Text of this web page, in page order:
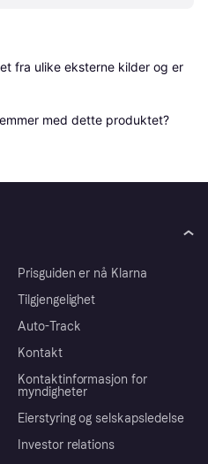
fra ulike eksterne kilder og er
med dette produktet?
Prisguiden er nå Klarna
Tilgjengelighet
Auto-Track
Kontakt
Kontaktinformasjon for
myndigheter
Eierstyring og selskapsledelse
Investor relations